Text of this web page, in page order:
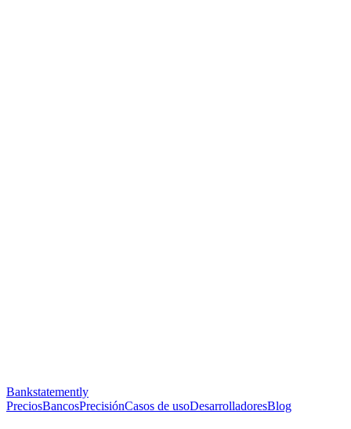
Bankstatemently
PreciosBancosPrecisiónCasos de usoDesarrolladoresBlog